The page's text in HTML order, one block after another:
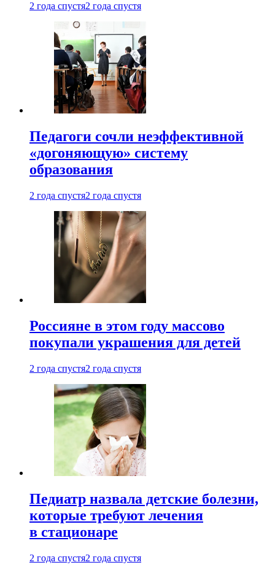
2 года спустя2 года спустя
Педагоги сочли неэффективной
«догоняющую» систему
образования
2 года спустя2 года спустя
Россияне в этом году массово
покупали украшения для детей
2 года спустя2 года спустя
Педиатр назвала детские болезни,
которые требуют лечения
в стационаре
2 года спустя2 года спустя